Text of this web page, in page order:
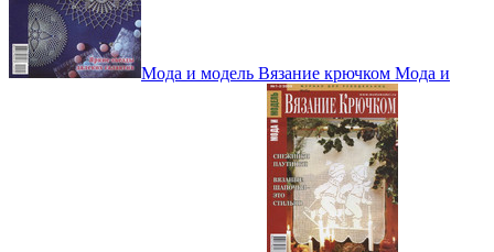
Мода и модель Вязание крючком Мода и